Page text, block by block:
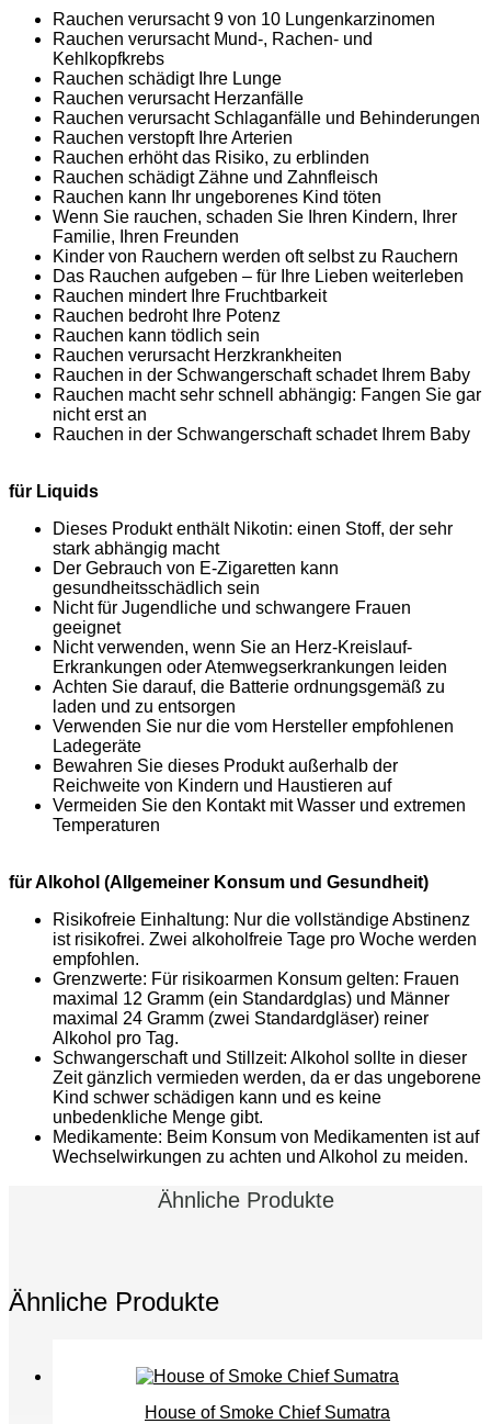
Rauchen verursacht 9 von 10 Lungenkarzinomen
Rauchen verursacht Mund-, Rachen- und
Kehlkopfkrebs
Rauchen schädigt Ihre Lunge
Rauchen verursacht Herzanfälle
Rauchen verursacht Schlaganfälle und Behinderungen
Rauchen verstopft Ihre Arterien
Rauchen erhöht das Risiko, zu erblinden
Rauchen schädigt Zähne und Zahnfleisch
Rauchen kann Ihr ungeborenes Kind töten
Wenn Sie rauchen, schaden Sie Ihren Kindern, Ihrer
Familie, Ihren Freunden
Kinder von Rauchern werden oft selbst zu Rauchern
Das Rauchen aufgeben – für Ihre Lieben weiterleben
Rauchen mindert Ihre Fruchtbarkeit
Rauchen bedroht Ihre Potenz
Rauchen kann tödlich sein
Rauchen verursacht Herzkrankheiten
Rauchen in der Schwangerschaft schadet Ihrem Baby
Rauchen macht sehr schnell abhängig: Fangen Sie gar
nicht erst an
Rauchen in der Schwangerschaft schadet Ihrem Baby
für Liquids
Dieses Produkt enthält Nikotin: einen Stoff, der sehr
stark abhängig macht
Der Gebrauch von E-Zigaretten kann
gesundheitsschädlich sein
Nicht für Jugendliche und schwangere Frauen
geeignet
Nicht verwenden, wenn Sie an Herz-Kreislauf-
Erkrankungen oder Atemwegserkrankungen leiden
Achten Sie darauf, die Batterie ordnungsgemäß zu
laden und zu entsorgen
Verwenden Sie nur die vom Hersteller empfohlenen
Ladegeräte
Bewahren Sie dieses Produkt außerhalb der
Reichweite von Kindern und Haustieren auf
Vermeiden Sie den Kontakt mit Wasser und extremen
Temperaturen
für Alkohol (Allgemeiner Konsum und Gesundheit)
Risikofreie Einhaltung: Nur die vollständige Abstinenz
ist risikofrei. Zwei alkoholfreie Tage pro Woche werden
empfohlen.
Grenzwerte: Für risikoarmen Konsum gelten: Frauen
maximal 12 Gramm (ein Standardglas) und Männer
maximal 24 Gramm (zwei Standardgläser) reiner
Alkohol pro Tag.
Schwangerschaft und Stillzeit: Alkohol sollte in dieser
Zeit gänzlich vermieden werden, da er das ungeborene
Kind schwer schädigen kann und es keine
unbedenkliche Menge gibt.
Medikamente: Beim Konsum von Medikamenten ist auf
Wechselwirkungen zu achten und Alkohol zu meiden.
Ähnliche Produkte
Ähnliche Produkte
House of Smoke Chief Sumatra